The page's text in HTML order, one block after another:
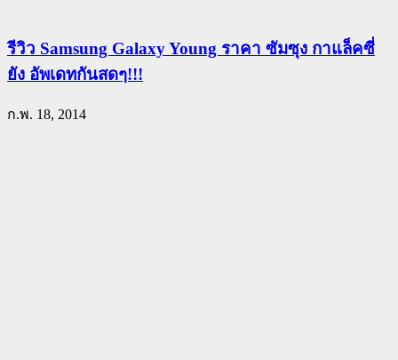
รีวิว Samsung Galaxy Young ราคา ซัมซุง กาแล็คซี่
ยัง อัพเดทกันสดๆ!!!
ก.พ. 18, 2014